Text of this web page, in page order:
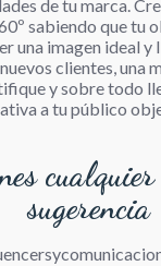
de tu marca.
sabiendo que tu
una imagen ideal y
clientes, una
y sobre todo
a tu público
sugerencia